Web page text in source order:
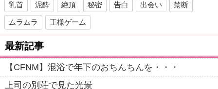
乳首 泥酔 絶頂 秘密 告白 出会い 禁断
ムラムラ 王様ゲーム
最新記事
【CFNM】混浴で年下のおちんちんを・・・
上司の別荘で見た光景